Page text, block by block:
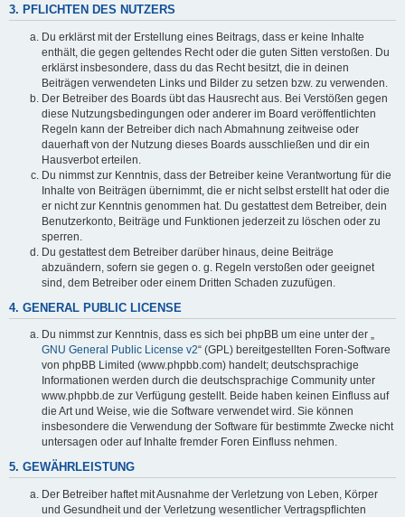
3. PFLICHTEN DES NUTZERS
Du erklärst mit der Erstellung eines Beitrags, dass er keine Inhalte
enthält, die gegen geltendes Recht oder die guten Sitten verstoßen. Du
erklärst insbesondere, dass du das Recht besitzt, die in deinen
Beiträgen verwendeten Links und Bilder zu setzen bzw. zu verwenden.
Der Betreiber des Boards übt das Hausrecht aus. Bei Verstößen gegen
diese Nutzungsbedingungen oder anderer im Board veröffentlichten
Regeln kann der Betreiber dich nach Abmahnung zeitweise oder
dauerhaft von der Nutzung dieses Boards ausschließen und dir ein
Hausverbot erteilen.
Du nimmst zur Kenntnis, dass der Betreiber keine Verantwortung für die
Inhalte von Beiträgen übernimmt, die er nicht selbst erstellt hat oder die
er nicht zur Kenntnis genommen hat. Du gestattest dem Betreiber, dein
Benutzerkonto, Beiträge und Funktionen jederzeit zu löschen oder zu
sperren.
Du gestattest dem Betreiber darüber hinaus, deine Beiträge
abzuändern, sofern sie gegen o. g. Regeln verstoßen oder geeignet
sind, dem Betreiber oder einem Dritten Schaden zuzufügen.
4. GENERAL PUBLIC LICENSE
Du nimmst zur Kenntnis, dass es sich bei phpBB um eine unter der „
GNU General Public License v2“ (GPL) bereitgestellten Foren-Software
von phpBB Limited (www.phpbb.com) handelt; deutschsprachige
Informationen werden durch die deutschsprachige Community unter
www.phpbb.de zur Verfügung gestellt. Beide haben keinen Einfluss auf
die Art und Weise, wie die Software verwendet wird. Sie können
insbesondere die Verwendung der Software für bestimmte Zwecke nicht
untersagen oder auf Inhalte fremder Foren Einfluss nehmen.
5. GEWÄHRLEISTUNG
Der Betreiber haftet mit Ausnahme der Verletzung von Leben, Körper
und Gesundheit und der Verletzung wesentlicher Vertragspflichten